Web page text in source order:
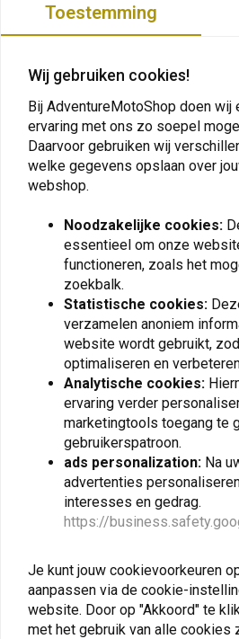
Plaats ook een
Vergelijkbare producten
ENDURISTAN
Familie Gespen 25mm (4
View more
Toestemming
Wij gebruiken cookies!
Bij AdventureMotoShop doen wij
ervaring met ons zo soepel
Daarvoor gebruiken wij
welke gegevens opslaan over
webshop.
Noodzakelijke cookies:
essentieel om onze
functioneren, zoals het
zoekbalk.
Statistische cookies:
verzamelen anoniem
website wordt gebruikt,
optimaliseren en
Analytische cookies:
ervaring verder
marketingtools toegang te
gebruikerspatroon.
ads personalization: Na
advertenties
interesses en gedrag.
https://
Je kunt jouw cookievoorkeuren
aanpassen via de cookie-
website. Door op "Akkoord" te
met het gebruik van alle cookies